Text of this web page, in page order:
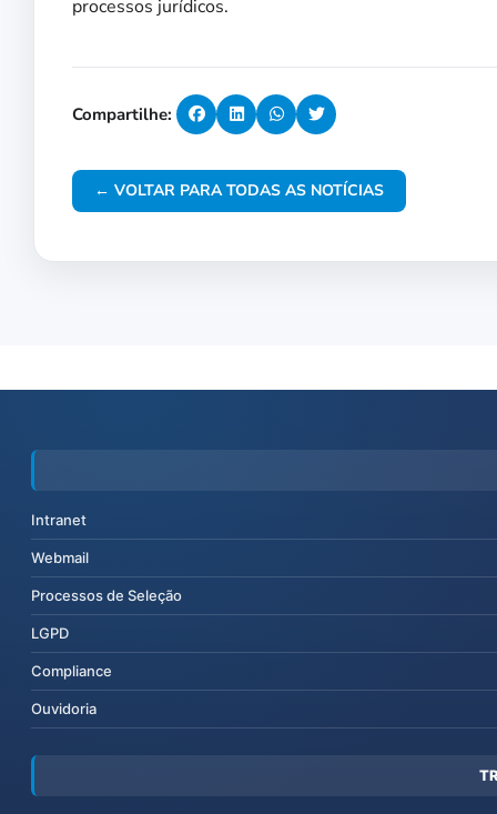
processos jurídicos.
Compartilhe:
← VOLTAR PARA TODAS AS NOTÍCIAS
Intranet
Webmail
Processos de Seleção
LGPD
Compliance
Ouvidoria